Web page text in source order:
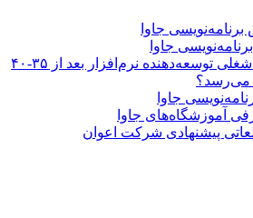
جاوا
جاوا
آیا مسیر شغلی توسعه‌دهنده نرم‌افزار بعد از ۳۵-۴۰
می‌رسد؟
جاوا
آموزشگاه‌های جاوا
پیشنهادی شرکت اعوان